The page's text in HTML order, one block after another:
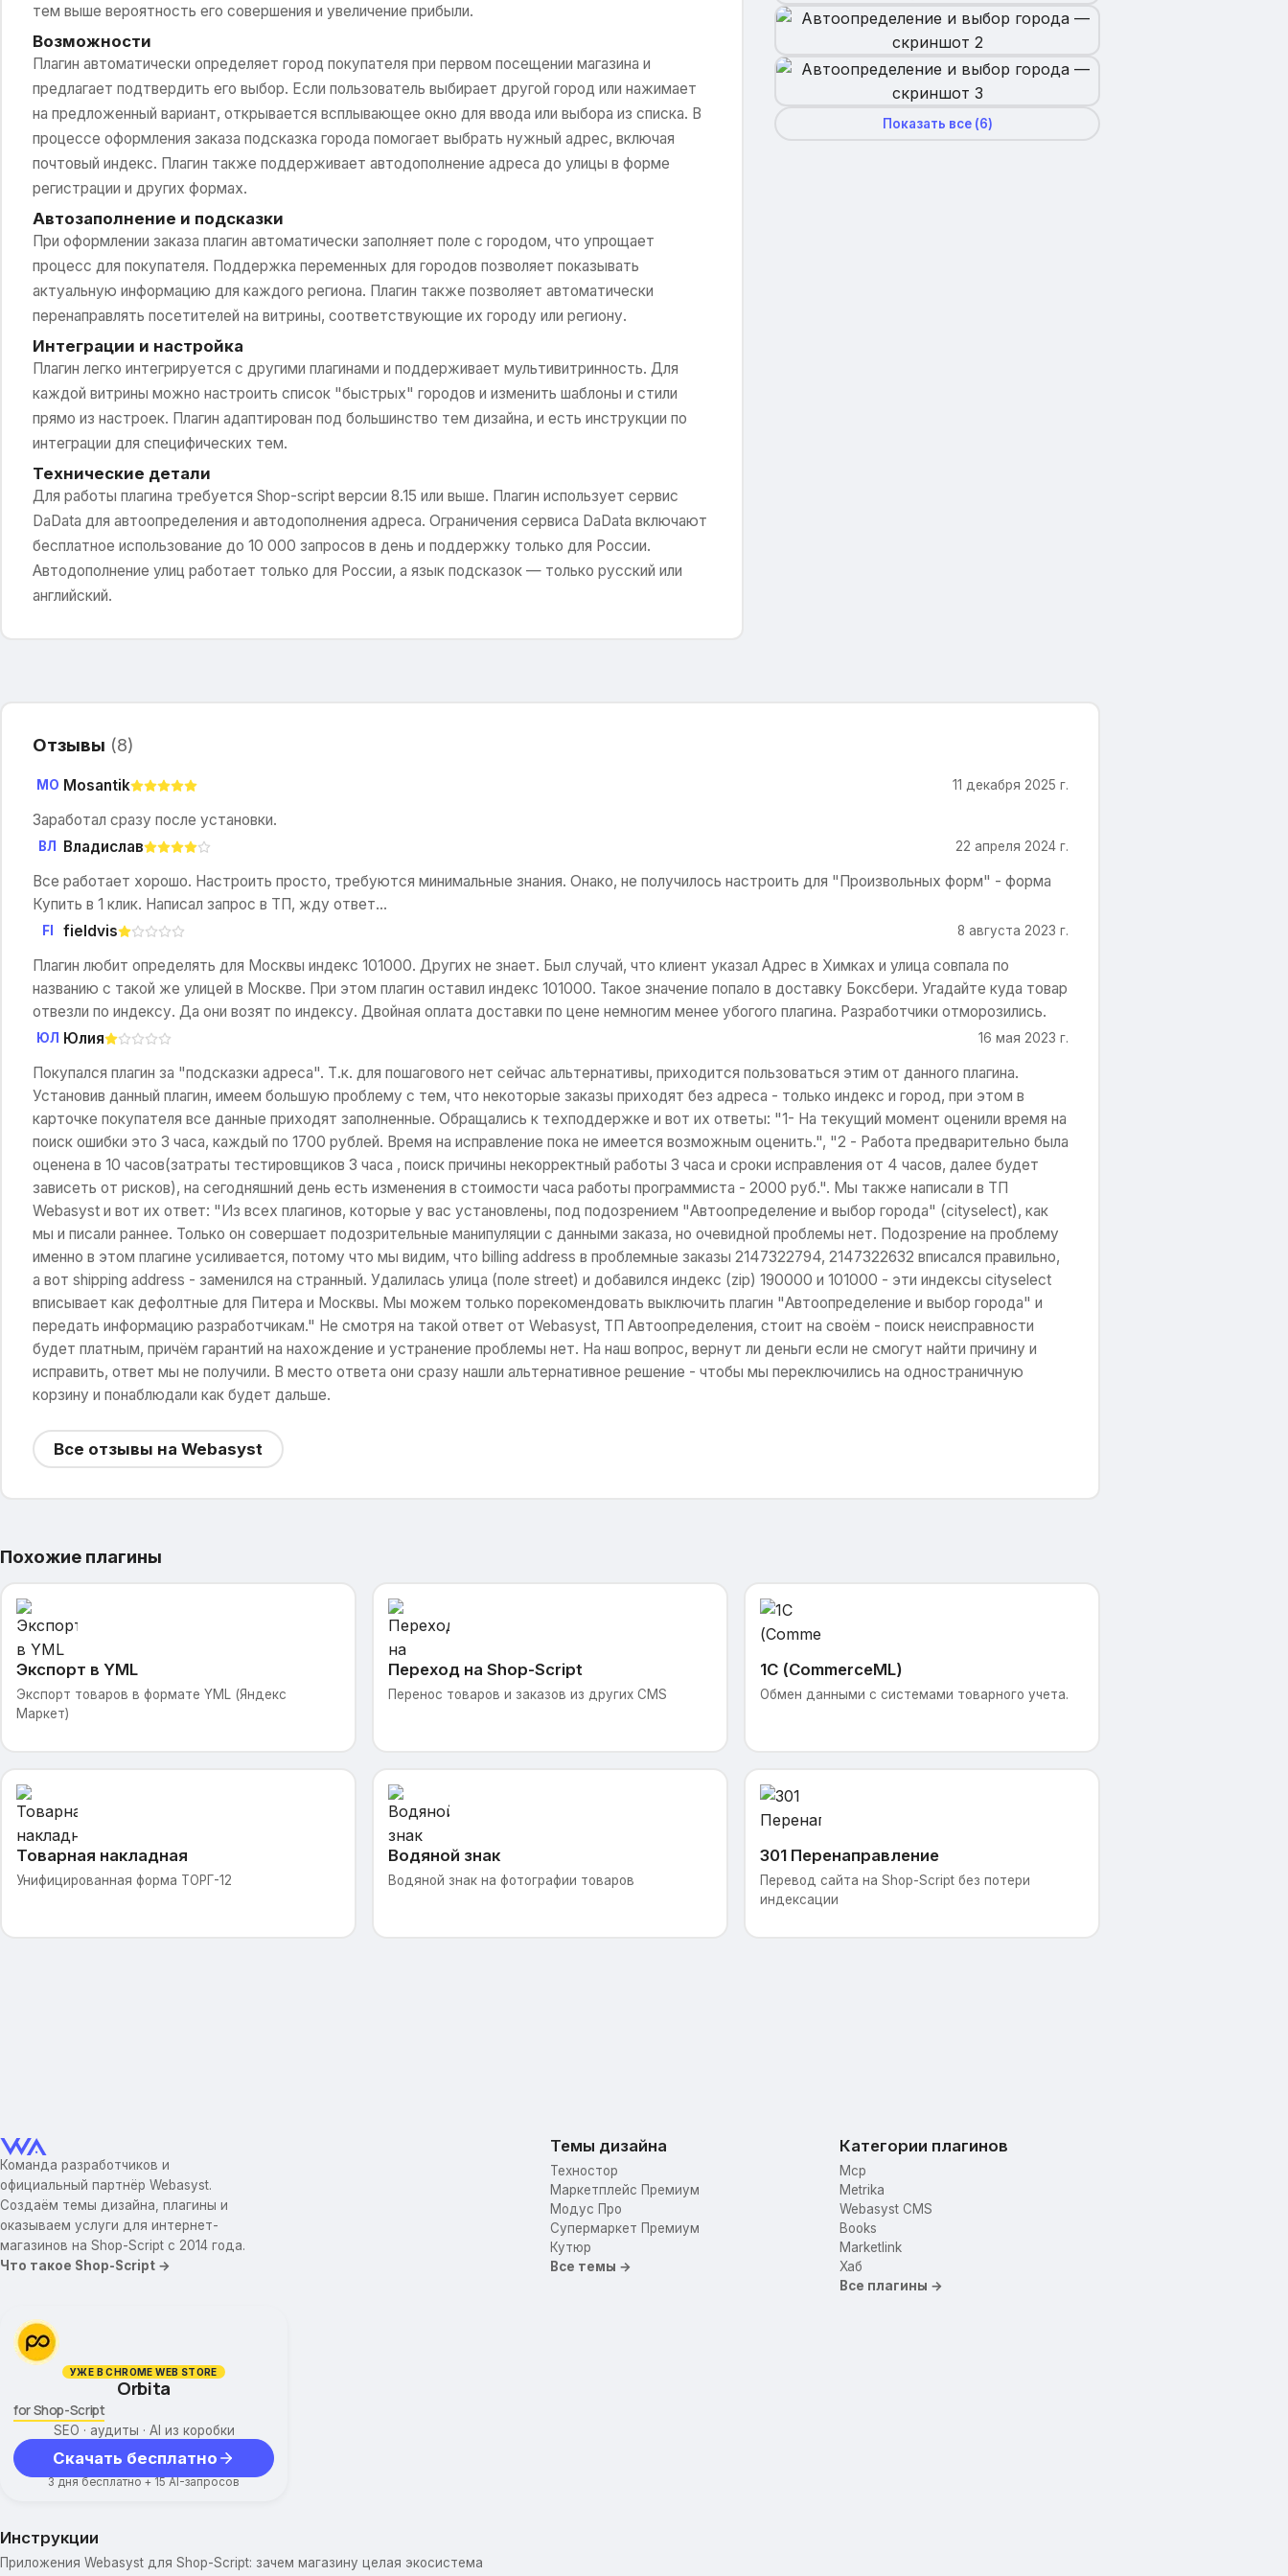
тем выше вероятность его совершения и увеличение прибыли.
Возможности
Плагин автоматически определяет город покупателя при первом посещении магазина и
предлагает подтвердить его выбор. Если пользователь выбирает другой город или нажимает
на предложенный вариант, открывается всплывающее окно для ввода или выбора из списка. В
процессе оформления заказа подсказка города помогает выбрать нужный адрес, включая
почтовый индекс. Плагин также поддерживает автодополнение адреса до улицы в форме
регистрации и других формах.
Автозаполнение и подсказки
При оформлении заказа плагин автоматически заполняет поле с городом, что упрощает
процесс для покупателя. Поддержка переменных для городов позволяет показывать
актуальную информацию для каждого региона. Плагин также позволяет автоматически
перенаправлять посетителей на витрины, соответствующие их городу или региону.
Интеграции и настройка
Плагин легко интегрируется с другими плагинами и поддерживает мультивитринность. Для
каждой витрины можно настроить список "быстрых" городов и изменить шаблоны и стили
прямо из настроек. Плагин адаптирован под большинство тем дизайна, и есть инструкции по
интеграции для специфических тем.
Технические детали
Для работы плагина требуется Shop-script версии 8.15 или выше. Плагин использует сервис
DaData для автоопределения и автодополнения адреса. Ограничения сервиса DaData включают
бесплатное использование до 10 000 запросов в день и поддержку только для России.
Автодополнение улиц работает только для России, а язык подсказок — только русский или
английский.
Показать все (6)
Отзывы (8)
MO Mosantik 11 декабря 2025 г.
Заработал сразу после установки.
ВЛ Владислав 22 апреля 2024 г.
Все работает хорошо. Настроить просто, требуются минимальные знания. Онако, не получилось настроить для "Произвольных форм" - форма
Купить в 1 клик. Написал запрос в ТП, жду ответ...
FI fieldvis 8 августа 2023 г.
Плагин любит определять для Москвы индекс 101000. Других не знает. Был случай, что клиент указал Адрес в Химках и улица совпала по
названию с такой же улицей в Москве. При этом плагин оставил индекс 101000. Такое значение попало в доставку Боксбери. Угадайте куда товар
отвезли по индексу. Да они возят по индексу. Двойная оплата доставки по цене немногим менее убогого плагина. Разработчики отморозились.
ЮЛ Юлия 16 мая 2023 г.
Покупался плагин за "подсказки адреса". Т.к. для пошагового нет сейчас альтернативы, приходится пользоваться этим от данного плагина.
Установив данный плагин, имеем большую проблему с тем, что некоторые заказы приходят без адреса - только индекс и город, при этом в
карточке покупателя все данные приходят заполненные. Обращались к техподдержке и вот их ответы: "1- На текущий момент оценили время на
поиск ошибки это 3 часа, каждый по 1700 рублей. Время на исправление пока не имеется возможным оценить.", "2 - Работа предварительно была
оценена в 10 часов(затраты тестировщиков 3 часа , поиск причины некорректный работы 3 часа и сроки исправления от 4 часов, далее будет
зависеть от рисков), на сегодняшний день есть изменения в стоимости часа работы программиста - 2000 руб.". Мы также написали в ТП
Webasyst и вот их ответ: "Из всех плагинов, которые у вас установлены, под подозрением "Автоопределение и выбор города" (cityselect), как
мы и писали раннее. Только он совершает подозрительные манипуляции с данными заказа, но очевидной проблемы нет. Подозрение на проблему
именно в этом плагине усиливается, потому что мы видим, что billing address в проблемные заказы 2147322794, 2147322632 вписался правильно,
а вот shipping address - заменился на странный. Удалилась улица (поле street) и добавился индекс (zip) 190000 и 101000 - эти индексы cityselect
вписывает как дефолтные для Питера и Москвы. Мы можем только порекомендовать выключить плагин "Автоопределение и выбор города" и
передать информацию разработчикам." Не смотря на такой ответ от Webasyst, ТП Автоопределения, стоит на своём - поиск неисправности
будет платным, причём гарантий на нахождение и устранение проблемы нет. На наш вопрос, вернут ли деньги если не смогут найти причину и
исправить, ответ мы не получили. В место ответа они сразу нашли альтернативное решение - чтобы мы переключились на одностраничную
корзину и понаблюдали как будет дальше.
Все отзывы на Webasyst
Похожие плагины
Экспорт в YML
Экспорт товаров в формате YML (Яндекс
Маркет)
Переход на Shop-Script
Перенос товаров и заказов из других CMS
1С (CommerceML)
Обмен данными с системами товарного учета.
Товарная накладная
Унифицированная форма ТОРГ-12
Водяной знак
Водяной знак на фотографии товаров
301 Перенаправление
Перевод сайта на Shop-Script без потери
индексации
Команда разработчиков и
официальный партнёр Webasyst.
Создаём темы дизайна, плагины и
оказываем услуги для интернет-
магазинов на Shop-Script с 2014 года.
Что такое Shop-Script →
УЖЕ В CHROME WEB STORE
Orbita
for Shop-Script
SEO · аудиты · AI из коробки
Скачать бесплатно
3 дня бесплатно + 15 AI-запросов
Темы дизайна
Техностор
Маркетплейс Премиум
Модус Про
Супермаркет Премиум
Кутюр
Все темы →
Категории плагинов
Mcp
Metrika
Webasyst CMS
Books
Marketlink
Хаб
Все плагины →
Инструкции
Приложения Webasyst для Shop-Script: зачем магазину целая экосистема